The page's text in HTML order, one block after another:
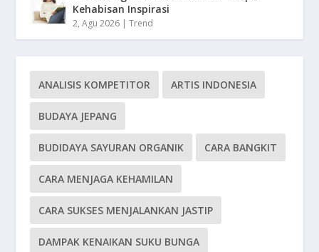
Kehabisan Inspirasi
2, Agu 2026 |Trend
ANALISIS KOMPETITOR ARTIS INDONESIA
BUDAYA JEPANG
BUDIDAYA SAYURAN ORGANIK CARA BANGKIT
CARA MENJAGA KEHAMILAN
CARA SUKSES MENJALANKAN JASTIP
DAMPAK KENAIKAN SUKU BUNGA